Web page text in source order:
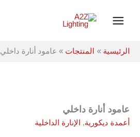
Menu
الرئيسية المنتجات عامود أنارة داخلي
عامود أنارة داخلي
أعمدة ديكورية, الإنارة الداخلية
كمية
عامود